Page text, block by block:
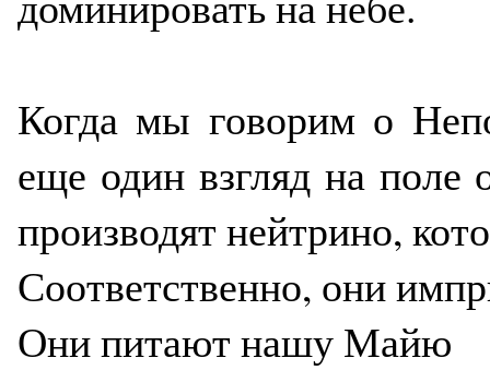
Когда мы говорим о
еще один взгляд на поле
производят нейтрино,
Соответственно, они
Они питают нашу Майю